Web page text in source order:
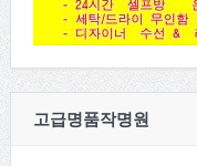
고급명품작명원